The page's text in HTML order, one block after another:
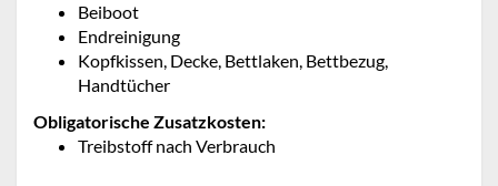
Beiboot
Endreinigung
Kopfkissen, Decke, Bettlaken, Bettbezug,
Handtücher
Obligatorische Zusatzkosten:
Treibstoff nach Verbrauch